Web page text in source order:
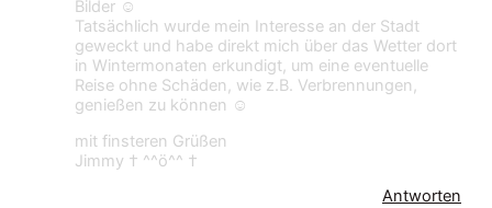
Bilder ☺
Tatsächlich wurde mein Interesse an der Stadt
geweckt und habe direkt mich über das Wetter dort
in Wintermonaten erkundigt, um eine eventuelle
Reise ohne Schäden, wie z.B. Verbrennungen,
genießen zu können ☺
mit finsteren Grüßen
Jimmy † ^^ö^^ †
Antworten